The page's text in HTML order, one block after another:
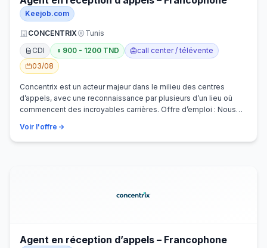
Keejob.com
CONCENTRIX
Tunis
CDI
900 - 1200 TND
call center / télévente
03/08
Concentrix est un acteur majeur dans le milieu des centres
d’appels, avec une reconnaissance par plusieurs d’un lieu où
commencent des incroyables carrières. Offre d’emploi : Nous
Voir l'offre
Agent en réception d’appels – Francophone